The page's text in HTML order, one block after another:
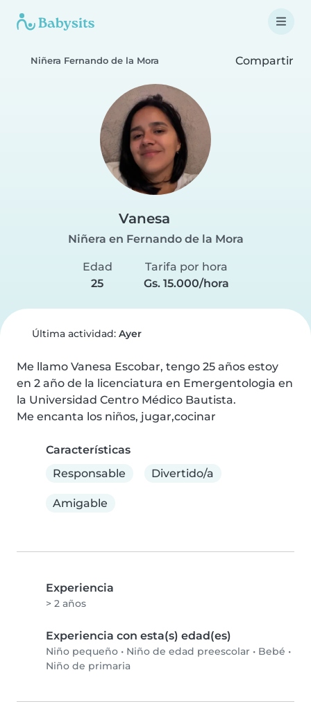
Niñera Fernando de la Mora Compartir
Vanesa
Niñera en Fernando de la Mora
Edad
25
Tarifa por hora
Gs. 15.000/hora
Última actividad: Ayer
Me llamo Vanesa Escobar, tengo 25 años estoy
en 2 año de la licenciatura en Emergentologia en
la Universidad Centro Médico Bautista.
Me encanta los niños, jugar,cocinar
Características
Responsable
Divertido/a
Amigable
Experiencia
> 2 años
Experiencia con esta(s) edad(es)
Niño pequeño • Niño de edad preescolar • Bebé •
Niño de primaria